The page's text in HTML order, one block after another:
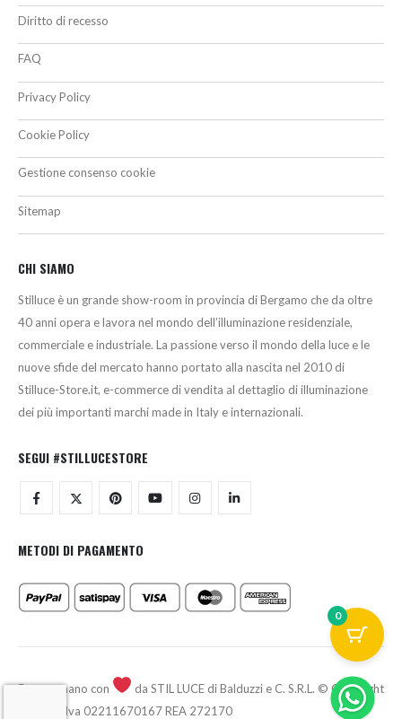
Diritto di recesso
FAQ
Privacy Policy
Cookie Policy
Gestione consenso cookie
Sitemap
CHI SIAMO
Stilluce è un grande show-room in provincia di Bergamo che da oltre
40 anni opera e lavora nel mondo dell’illuminazione residenziale,
commerciale e industriale. La passione verso il mondo della luce e le
nuove sfide del mercato hanno portato alla nascita nel 2010 di
Stilluce-Store.it, e-commerce di vendita al dettaglio di illuminazione
dei più importanti marchi made in Italy e internazionali.
SEGUI #STILLUCESTORE
METODI DI PAGAMENTO
Fatto a mano con
da STIL LUCE di Balduzzi e C. S.R.L. © Copyright
2026 - P.Iva 02211670167 REA 272170
0